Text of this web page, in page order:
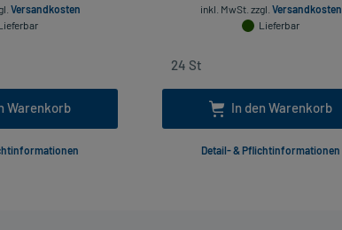
Versandkosten
Warenkorb
inkl. MwSt. zzgl. Versandkosten
Lieferbar
In den Warenkorb
Detail- & Pflichtinformationen